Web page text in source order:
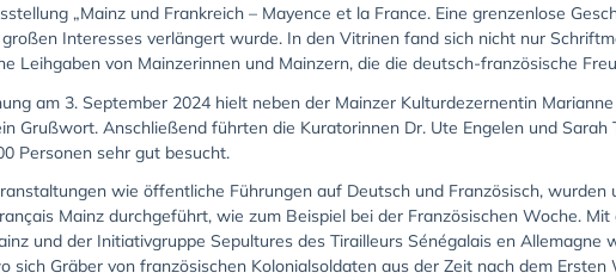
„Mainz und Frankreich – Mayence et la France. Eine grenzenlose
Interesses verlängert wurde. In den Vitrinen fand sich nicht nur
Leihgaben von Mainzerinnen und Mainzern, die die deutsch-französische
am 3. September 2024 hielt neben der Mainzer Kulturdezernentin
Grußwort. Anschließend führten die Kuratorinnen Dr. Ute Engelen und
Personen sehr gut besucht.
wie öffentliche Führungen auf Deutsch und Französisch,
Mainz durchgeführt, wie zum Beispiel bei der Französischen Woche.
und der Initiativgruppe Sepultures des Tirailleurs Sénégalais en
sich Gräber von französischen Kolonialsoldaten aus der Zeit nach dem